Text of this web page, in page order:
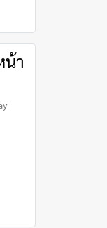
น้า